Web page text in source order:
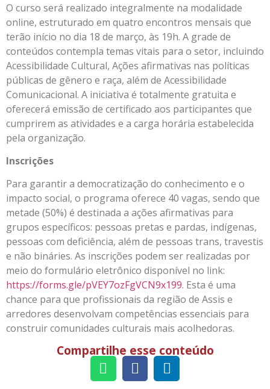
O curso será realizado integralmente na modalidade
online, estruturado em quatro encontros mensais que
terão início no dia 18 de março, às 19h. A grade de
conteúdos contempla temas vitais para o setor, incluindo
Acessibilidade Cultural, Ações afirmativas nas políticas
públicas de gênero e raça, além de Acessibilidade
Comunicacional. A iniciativa é totalmente gratuita e
oferecerá emissão de certificado aos participantes que
cumprirem as atividades e a carga horária estabelecida
pela organização.
Inscrições
Para garantir a democratização do conhecimento e o
impacto social, o programa oferece 40 vagas, sendo que
metade (50%) é destinada a ações afirmativas para
grupos específicos: pessoas pretas e pardas, indígenas,
pessoas com deficiência, além de pessoas trans, travestis
e não bináries. As inscrições podem ser realizadas por
meio do formulário eletrônico disponível no link:
https://forms.gle/pVEY7ozFgVCN9x199. Esta é uma
chance para que profissionais da região de Assis e
arredores desenvolvam competências essenciais para
construir comunidades culturais mais acolhedoras.
Compartilhe esse conteúdo